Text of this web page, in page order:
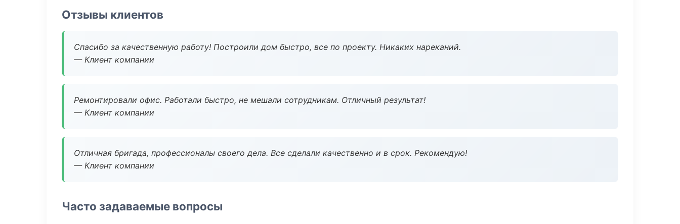
Отзывы клиентов
Спасибо за качественную работу! Построили дом быстро, все по проекту. Никаких нареканий.
— Клиент компании
Ремонтировали офис. Работали быстро, не мешали сотрудникам. Отличный результат!
— Клиент компании
Отличная бригада, профессионалы своего дела. Все сделали качественно и в срок. Рекомендую!
— Клиент компании
Часто задаваемые вопросы